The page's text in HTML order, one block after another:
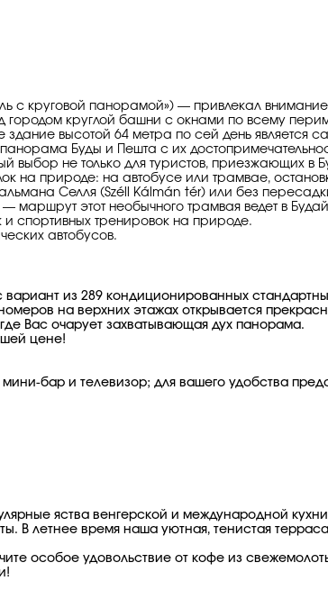
с круговой панорамой») — привлекал
круглой башни с окнами по всему
высотой 64 метра по сей день является
Буды и Пешта с их
выбор не только для туристов, приезжающих в
на природе: на автобусе или трамвае,
Селля (Széll Kálmán tér) или без
— маршрут этот необычного трамвая ведет в
и спортивных тренировок на природе.
автобусов.
из 289 кондиционированных
на верхних этажах открывается
Вас очарует захватывающая дух панорама.
цене!
бар и телевизор; для вашего удобства
яства венгерской и международной
летнее время наша уютная, тенистая
особое удовольствие от кофе из